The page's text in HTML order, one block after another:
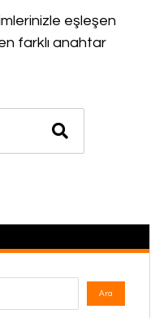
eşleşen
farklı anahtar